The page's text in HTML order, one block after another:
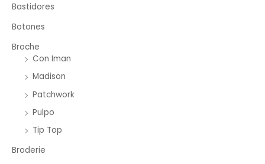
Bastidores
Botones
Broche
Con Iman
Madison
Patchwork
Pulpo
Tip Top
Broderie